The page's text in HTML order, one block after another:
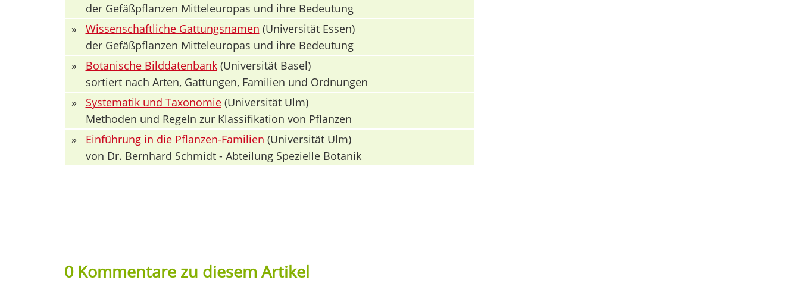
der Gefäßpflanzen Mitteleuropas und ihre Bedeutung
»
Wissenschaftliche Gattungsnamen (Universität Essen)
der Gefäßpflanzen Mitteleuropas und ihre Bedeutung
»
Botanische Bilddatenbank(Universität Basel)
sortiert nach Arten, Gattungen, Familien und Ordnungen
»
Systematik und Taxonomie(Universität Ulm)
Methoden und Regeln zur Klassifikation von Pflanzen
»
Einführung in die Pflanzen-Familien (Universität Ulm)
von Dr. Bernhard Schmidt - Abteilung Spezielle Botanik
0 Kommentare zu diesem Artikel